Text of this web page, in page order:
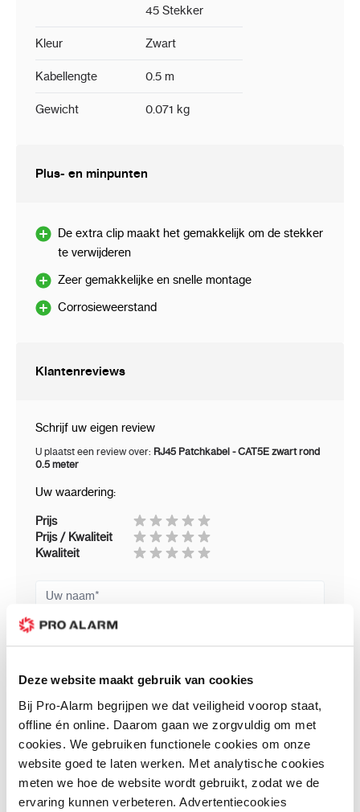
Deze website maakt gebruik van cookies
Bij Pro-Alarm begrijpen we dat veiligheid voorop staat,
offline én online. Daarom gaan we zorgvuldig om met
cookies. We gebruiken functionele cookies om onze
website goed te laten werken. Met analytische cookies
meten we hoe de website wordt gebruikt, zodat we de
ervaring kunnen verbeteren. Advertentiecookies
45 Stekker
Kleur Zwart
Kabellengte 0.5 m
Gewicht 0.071 kg
Plus- en minpunten
De extra clip maakt het gemakkelijk om de stekker
te verwijderen
Zeer gemakkelijke en snelle montage
Corrosieweerstand
Klantenreviews
Schrijf uw eigen review
U plaatst een review over: RJ45 Patchkabel - CAT5E zwart rond
0.5 meter
Uw waardering:
Prijs
Prijs / Kwaliteit
Kwaliteit
Uw naam
Samenvatting
Review versturen
Andere klanten bestelde ook: